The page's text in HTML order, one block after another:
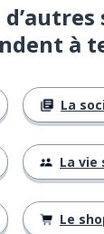
à
La
La vie
Le